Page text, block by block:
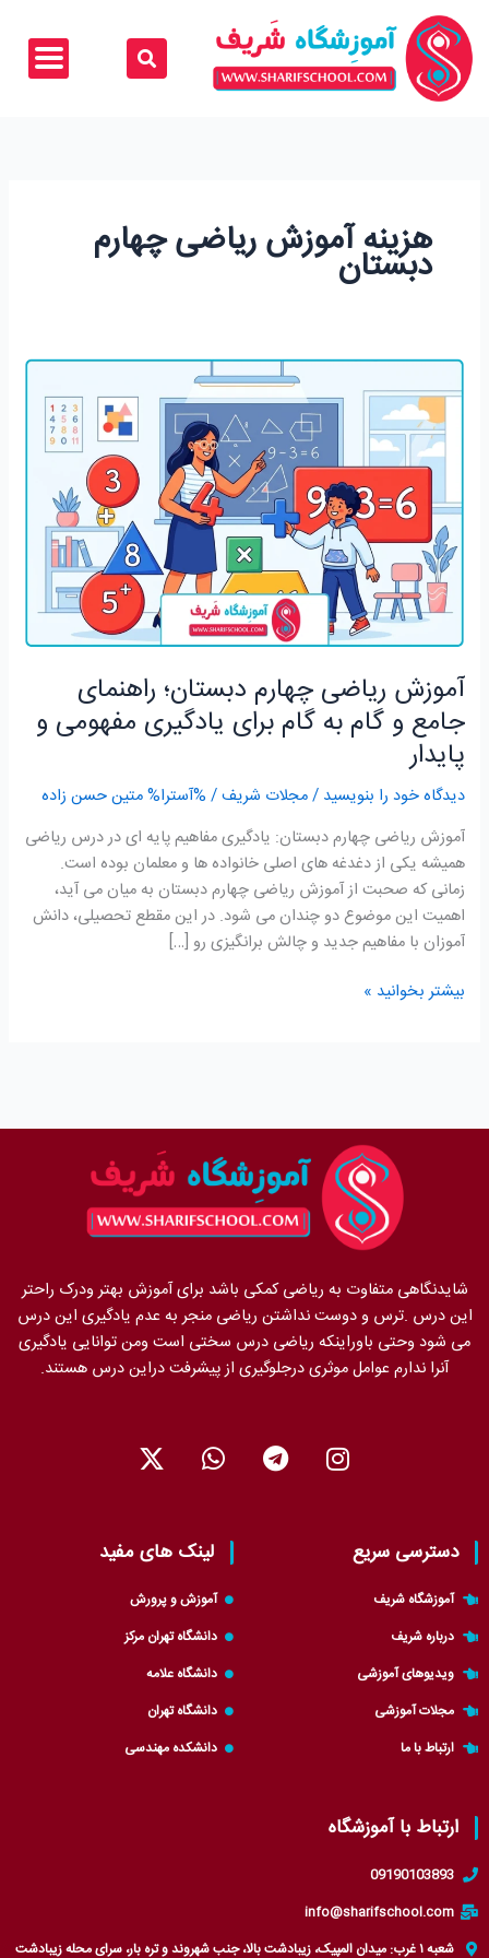
محتوا
هزینه آموزش ریاضی چهارم
دبستان
آموزش ریاضی چهارم دبستان؛ راهنمای
جامع و گام به گام برای یادگیری مفهومی و
پایدار
دیدگاه‌ خود را بنویسید /مجلات شریف/ %آسترا%متین حسن زاده
آموزش ریاضی چهارم دبستان: یادگیری مفاهیم پایه ای در درس ریاضی
همیشه یکی از دغدغه های اصلی خانواده ها و معلمان بوده است.
زمانی که صحبت از آموزش ریاضی چهارم دبستان به میان می آید،
اهمیت این موضوع دو چندان می شود. در این مقطع تحصیلی، دانش
آموزان با مفاهیم جدید و چالش برانگیزی رو […]
آموزش
ریاضی
چهارم
دبستان؛
راهنمای
جامع
گام
گام
مفهومی
پایدار
بیشتر بخوانید »
شایدنگاهی متفاوت به ریاضی کمکی باشد برای آموزش بهتر ودرک راحتر
این درس .ترس و دوست نداشتن ریاضی منجر به عدم یادگیری این درس
می شود وحتی باوراینکه ریاضی درس سختی است ومن توانایی یادگیری
آنرا ندارم عوامل موثری درجلوگیری از پیشرفت دراین درس هستند.
I
n
T
e
W
h
s
a
p
p
X
-
i
t
t
e
r
دسترسی سریع
آموزشگاه شریف
درباره شریف
ویدیوهای آموزشی
مجلات آموزشی
ارتباط با ما
لینک های مفید
آموزش و پرورش
دانشگاه تهران مرکز
دانشگاه علامه
دانشگاه تهران
دانشکده مهندسی
ارتباط با آموزشگاه
09190103893
info@sharifschool.com
شعبه ۱ غرب: میدان المپیک، زیبادشت بالا، جنب شهروند و تره بار، سرای محله زیبادشت